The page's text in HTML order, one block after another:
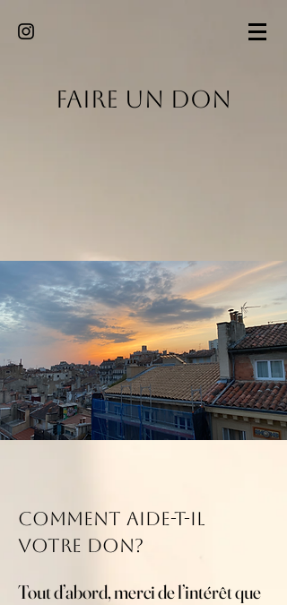
Faire un Don
Comment aide-t-il
votre don?
Tout d’abord, merci de l’intérêt que